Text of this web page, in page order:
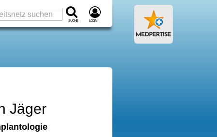
Suche Login
Jäger